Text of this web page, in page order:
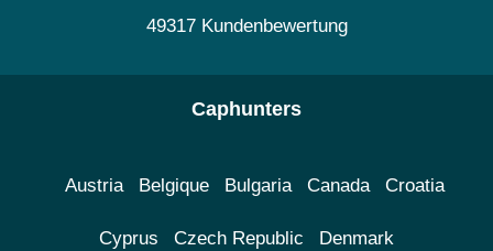
49317 Kundenbewertung
Caphunters
Austria Belgique Bulgaria Canada Croatia
Cyprus Czech Republic Denmark